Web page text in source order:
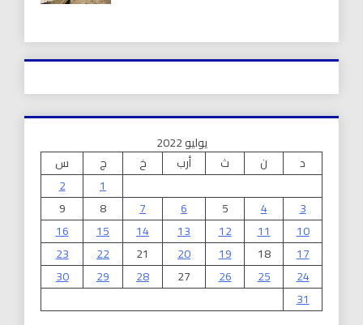
يوليو 2022
د
ن ث أرب خ ج
س
1
2
3
4
5
6
7
8
9
10
11
12
13
14
15
16
17
18
19
20
21
22
23
24
25
26
27
28
29
30
31